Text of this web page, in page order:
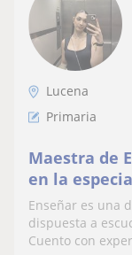
Lucena
Primaria
Maestra de
en la
Enseñar es una
dispuesta a
Cuento con